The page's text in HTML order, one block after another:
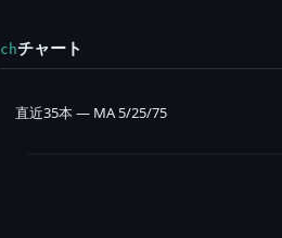
chチャート
直近35本 — MA 5/25/75